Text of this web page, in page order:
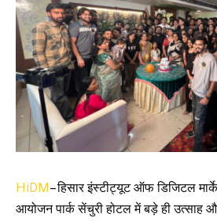
HiDM– हिसार इंस्टीट्यूट ऑफ डिजिटल
आयोजन पार्क सेंचुरी होटल में बड़े ही उत्साह